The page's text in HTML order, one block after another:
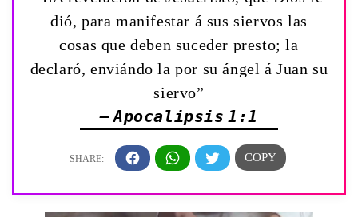
dió, para manifestar á sus siervos las
cosas que deben suceder presto; la
declaró, enviándo la por su ángel á Juan su
siervo”
— Apocalipsis 1:1